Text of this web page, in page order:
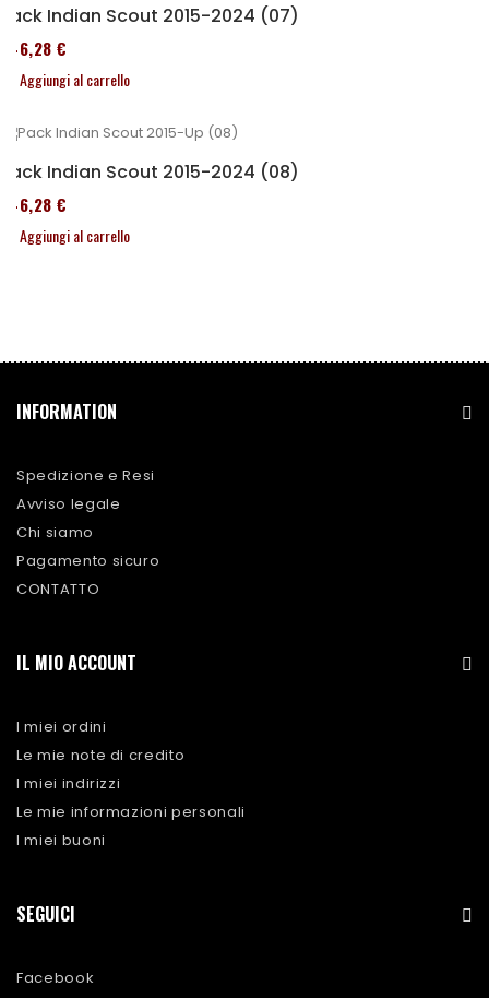
Pack Indian Scout 2015-2024 (07)
246,28 €
Aggiungi al carrello
Pack Indian Scout 2015-2024 (08)
246,28 €
Aggiungi al carrello
INFORMATION
Spedizione e Resi
Avviso legale
Chi siamo
Pagamento sicuro
CONTATTO
IL MIO ACCOUNT
I miei ordini
Le mie note di credito
I miei indirizzi
Le mie informazioni personali
I miei buoni
SEGUICI
Facebook